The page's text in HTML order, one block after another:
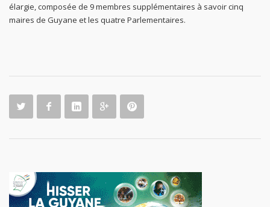
élargie, composée de 9 membres supplémentaires à savoir cinq
maires de Guyane et les quatre Parlementaires.